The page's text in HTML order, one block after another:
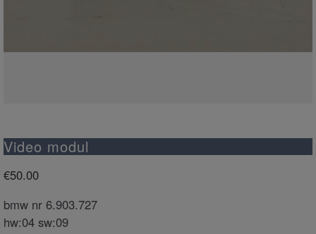
Video modul
€50.00
bmw nr 6.903.727
hw:04 sw:09